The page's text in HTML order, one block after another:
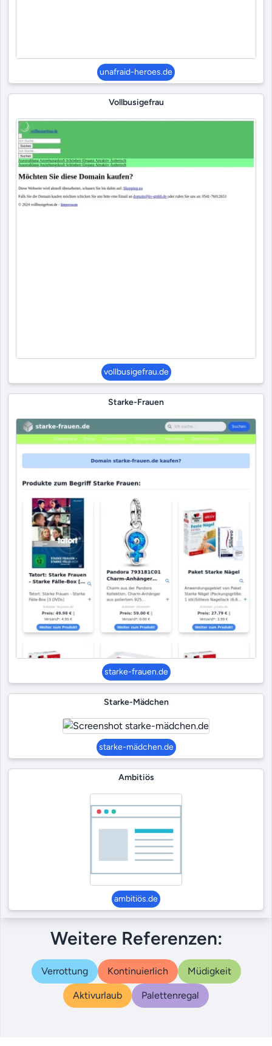
unafraid-heroes.de
Vollbusigefrau
vollbusigefrau.de
Starke-Frauen
starke-frauen.de
Starke-Mädchen
starke-mädchen.de
Ambitiös
ambitiös.de
Weitere Referenzen:
Verrottung Kontinuierlich Müdigkeit
Aktivurlaub Palettenregal